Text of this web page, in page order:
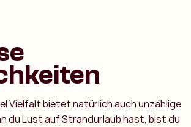
Vielfalt bietet natürlich auch unzählige
du Lust auf Strandurlaub hast, bist du